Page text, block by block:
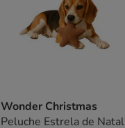
Wonder Christmas
Peluche Estrela de Natal